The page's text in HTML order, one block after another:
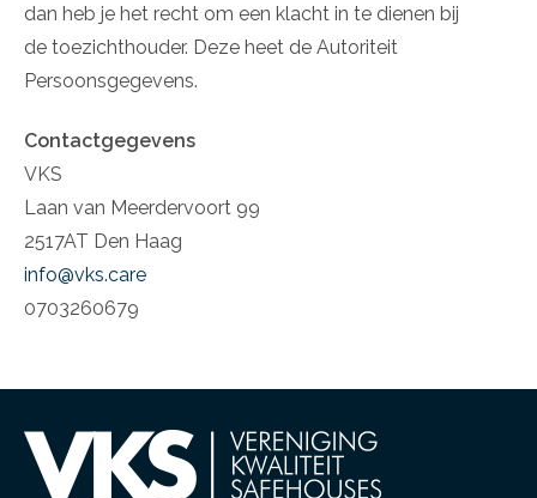
dan heb je het recht om een klacht in te dienen bij
de toezichthouder. Deze heet de Autoriteit
Persoonsgegevens.
Contactgegevens
VKS
Laan van Meerdervoort 99
2517AT Den Haag
info@vks.care
0703260679